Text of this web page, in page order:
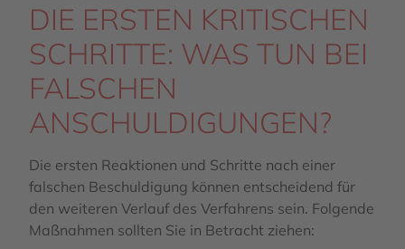
DIE ERSTEN KRITISCHEN
SCHRITTE: WAS TUN BEI
FALSCHEN
ANSCHULDIGUNGEN?
Die ersten Reaktionen und Schritte nach einer
falschen Beschuldigung können entscheidend für
den weiteren Verlauf des Verfahrens sein. Folgende
Maßnahmen sollten Sie in Betracht ziehen: